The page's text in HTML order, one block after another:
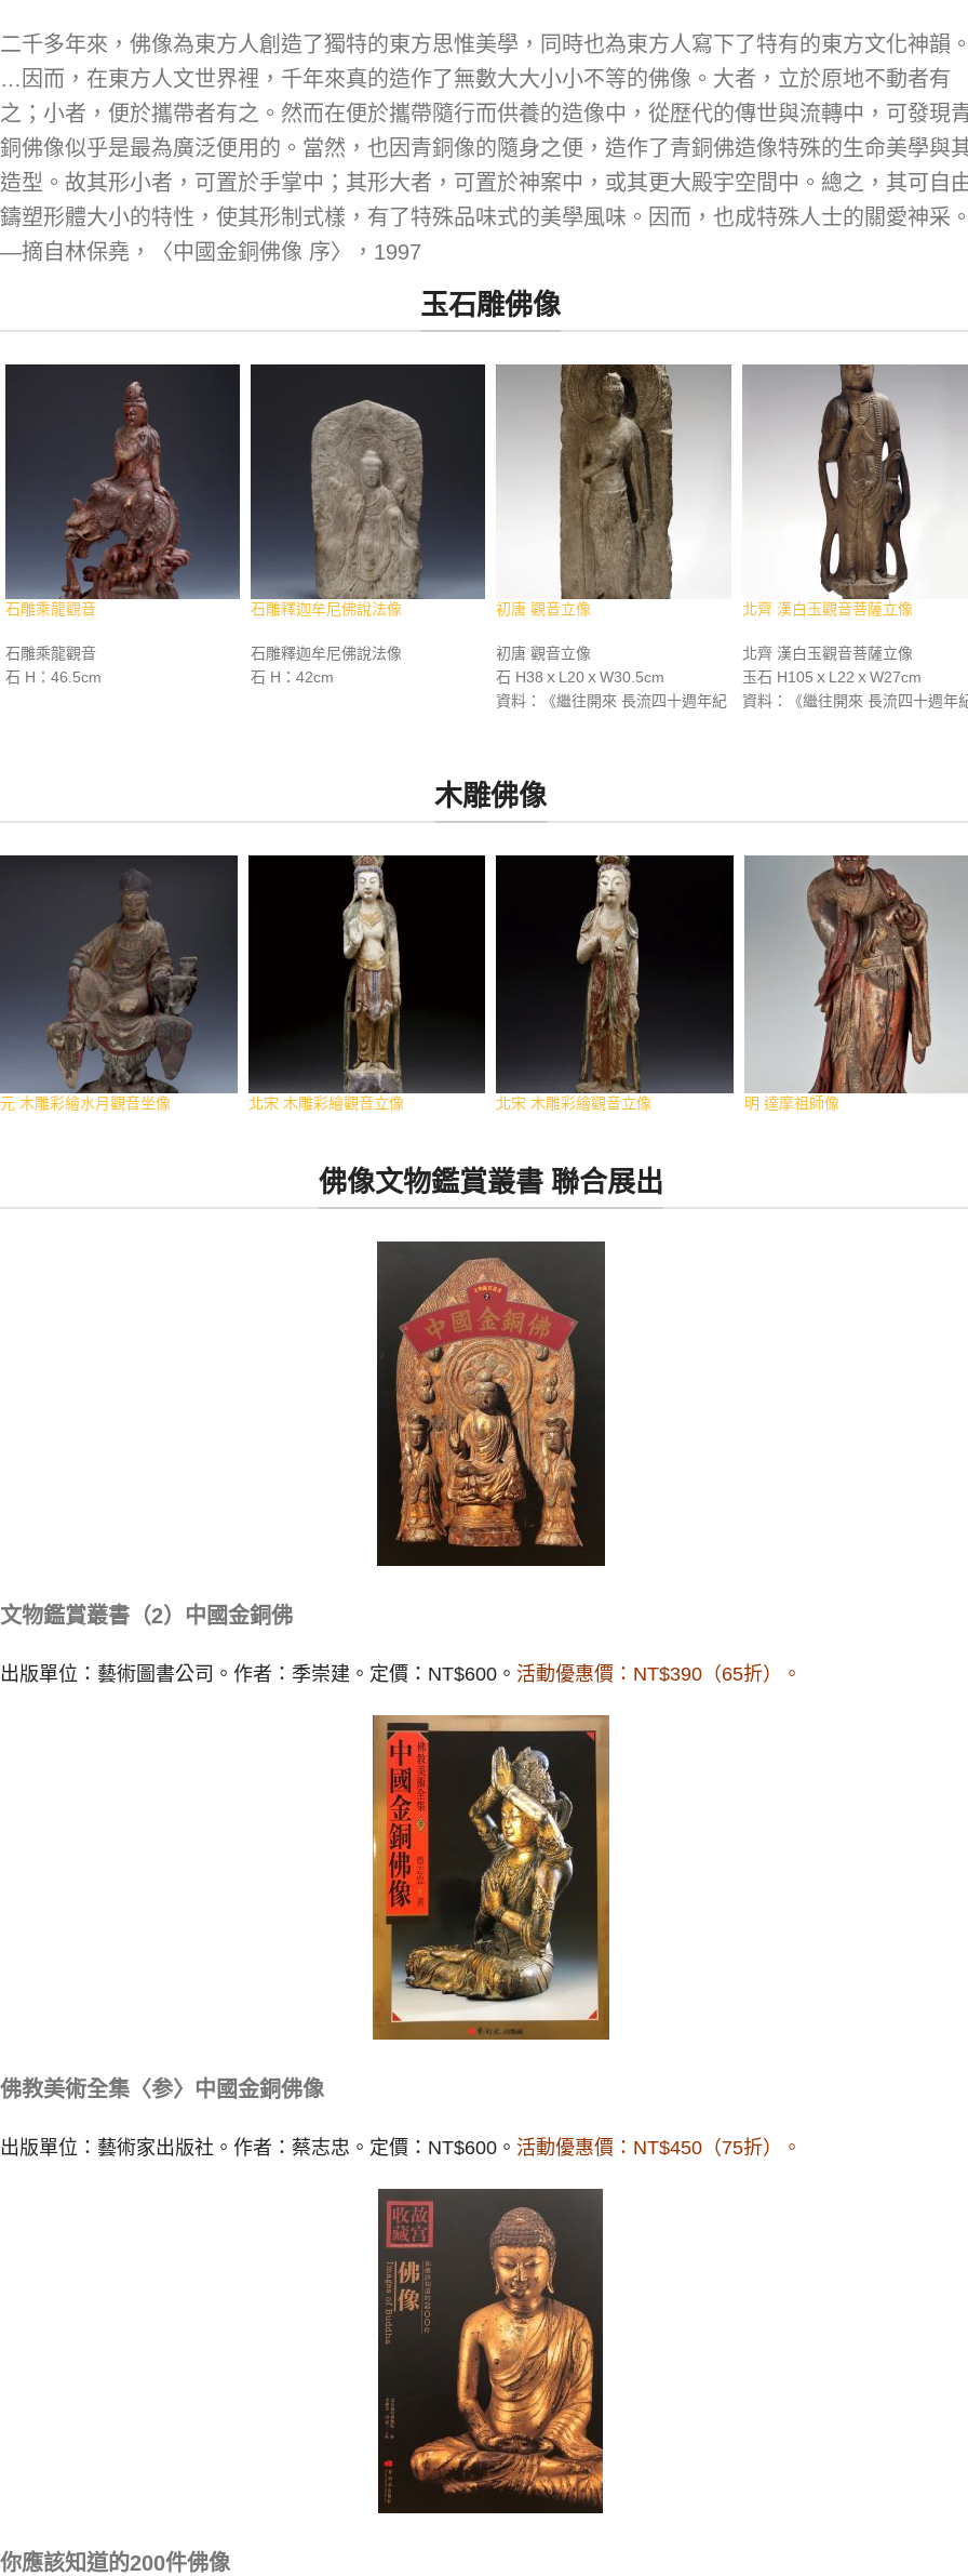
二千多年來，佛像為東方人創造了獨特的東方思惟美學，同時也為東方人寫下了特有的東方文化神韻。
…因而，在東方人文世界裡，千年來真的造作了無數大大小小不等的佛像。大者，立於原地不動者有
之；小者，便於攜帶者有之。然而在便於攜帶隨行而供養的造像中，從歴代的傳世與流轉中，可發現
銅佛像似乎是最為廣泛便用的。當然，也因青銅像的隨身之便，造作了青銅佛造像特殊的生命美學與
造型。故其形小者，可置於手掌中；其形大者，可置於神案中，或其更大殿宇空間中。總之，其可自
鑄塑形體大小的特性，使其形制式樣，有了特殊品味式的美學風味。因而，也成特殊人士的關愛神采。
—摘自林保堯，〈中國金銅佛像 序〉，1997
玉石雕佛像
石雕乘龍觀音
石雕乘龍觀音
石 H：46.5cm
石雕釋迦牟尼佛說法像
石雕釋迦牟尼佛說法像
石 H：42cm
初唐 觀音立像
初唐 觀音立像
石 H38ｘL20ｘW30.5cm
資料：《繼往開來 長流四十週年紀
北齊 漢白玉觀音菩薩立像
北齊 漢白玉觀音菩薩立像
玉石 H105ｘL22ｘW27cm
資料：《繼往開來 長流四十週年
木雕佛像
元 木雕彩繪水月觀音坐像 北宋 木雕彩繪觀音立像 北宋 木雕彩繪觀音立像 明 達摩祖師像
佛像文物鑑賞叢書 聯合展出
文物鑑賞叢書（2）中國金銅佛
出版單位：藝術圖書公司。作者：季崇建。定價：NT$600。 活動優惠價：NT$390（65折）。
佛教美術全集〈参〉中國金銅佛像
出版單位：藝術家出版社。作者：蔡志忠。定價：NT$600。 活動優惠價：NT$450（75折）。
你應該知道的200件佛像